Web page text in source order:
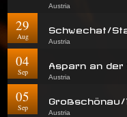
Austria
29
Aug
Schwechat/
Austria
04
Sep
Asparn an
Austria
05
Sep
Austria